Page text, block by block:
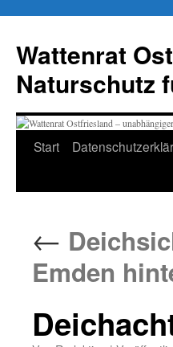
springen
Wattenrat
Naturschutz
Start
←
Emden